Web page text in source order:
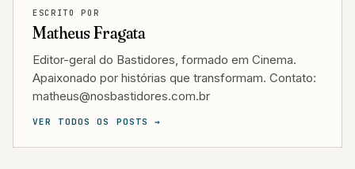
ESCRITO POR
Matheus Fragata
Editor-geral do Bastidores, formado em Cinema.
Apaixonado por histórias que transformam. Contato:
matheus@nosbastidores.com.br
VER TODOS OS POSTS →